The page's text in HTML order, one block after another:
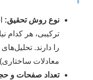
نوع روش تحقیق:
ترکیبی، هر کدام
را دارند.
معادلات ساختاری)
تعداد صفحات و